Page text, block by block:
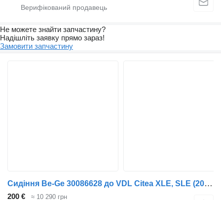
Не можете знайти запчастину?
Надішліть заявку прямо зараз!
Замовити запчастину
Сидіння Be-Ge 30086628 до VDL Citea XLE, SLE (2012-)
200 € ≈ 10 290 грн